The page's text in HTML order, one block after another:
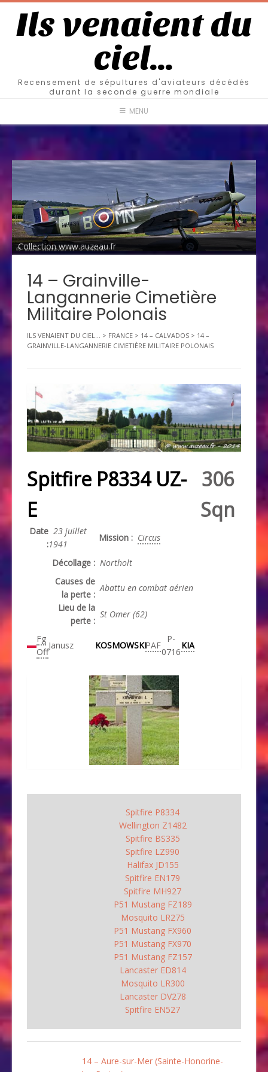
Ils venaient du
ciel…
Recensement de sépultures d'aviateurs décédés
durant la seconde guerre mondiale
MENU
Collection www.auzeau.fr
14 – Grainville-
Langannerie Cimetière
Militaire Polonais
ILS VENAIENT DU CIEL... > FRANCE > 14 – CALVADOS > 14 –
GRAINVILLE-LANGANNERIE CIMETIÈRE MILITAIRE POLONAIS
Spitfire P8334 UZ-
E
306
Sqn
Date
:
23 juillet
1941
Mission : Circus
Décollage : Northolt
Causes de
la perte :
Abattu en combat aérien
Lieu de la
perte :
St Omer (62)
Fg
Off
Janusz KOSMOWSKIPAF
P-
0716
KIA
Spitfire P8334
Wellington Z1482
Spitfire BS335
Spitfire LZ990
Halifax JD155
Spitfire EN179
Spitfire MH927
P51 Mustang FZ189
Mosquito LR275
P51 Mustang FX960
P51 Mustang FX970
P51 Mustang FZ157
Lancaster ED814
Mosquito LR300
Lancaster DV278
Spitfire EN527
14 – Aure-sur-Mer (Sainte-Honorine-